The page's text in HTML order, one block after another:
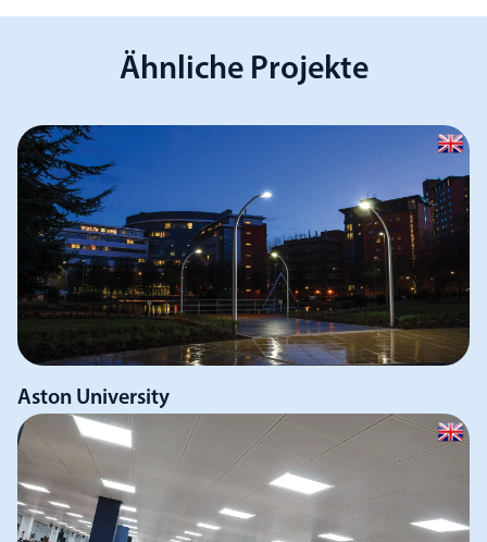
Ähnliche Projekte
Aston University